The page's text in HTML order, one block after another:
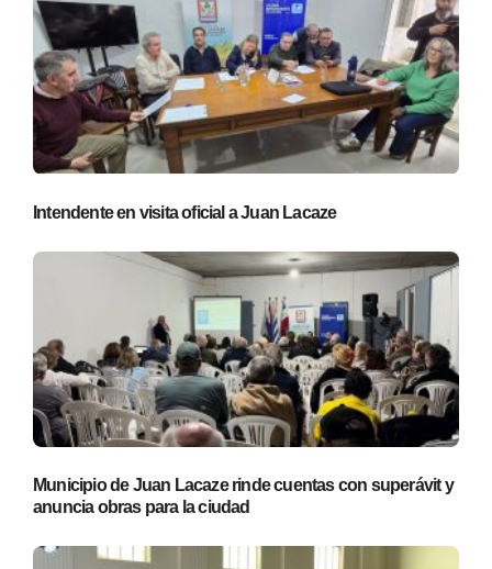
Intendente en visita oficial a Juan Lacaze
Municipio de Juan Lacaze rinde cuentas con superávit y
anuncia obras para la ciudad